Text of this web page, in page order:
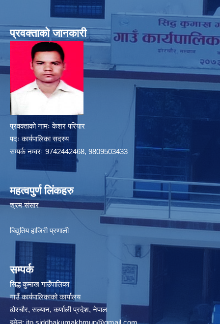
प्रवक्ताको जानकारी
प्रवक्ताको नामः केशर परियार
पदः कार्यपालिका सदस्य
सम्पर्क नम्वरः 9742442468, 9809503433
महत्वपुर्ण लिंकहरु
श्रम संसार
बिद्युतिय हाजिरी प्रणाली
सम्पर्क
सिद्ध कुमाख गाउँपालिका
गाउँ कार्यपालिकाको कार्यालय
ढोरचौर, सल्यान, कर्णाली प्रदेश, नेपाल